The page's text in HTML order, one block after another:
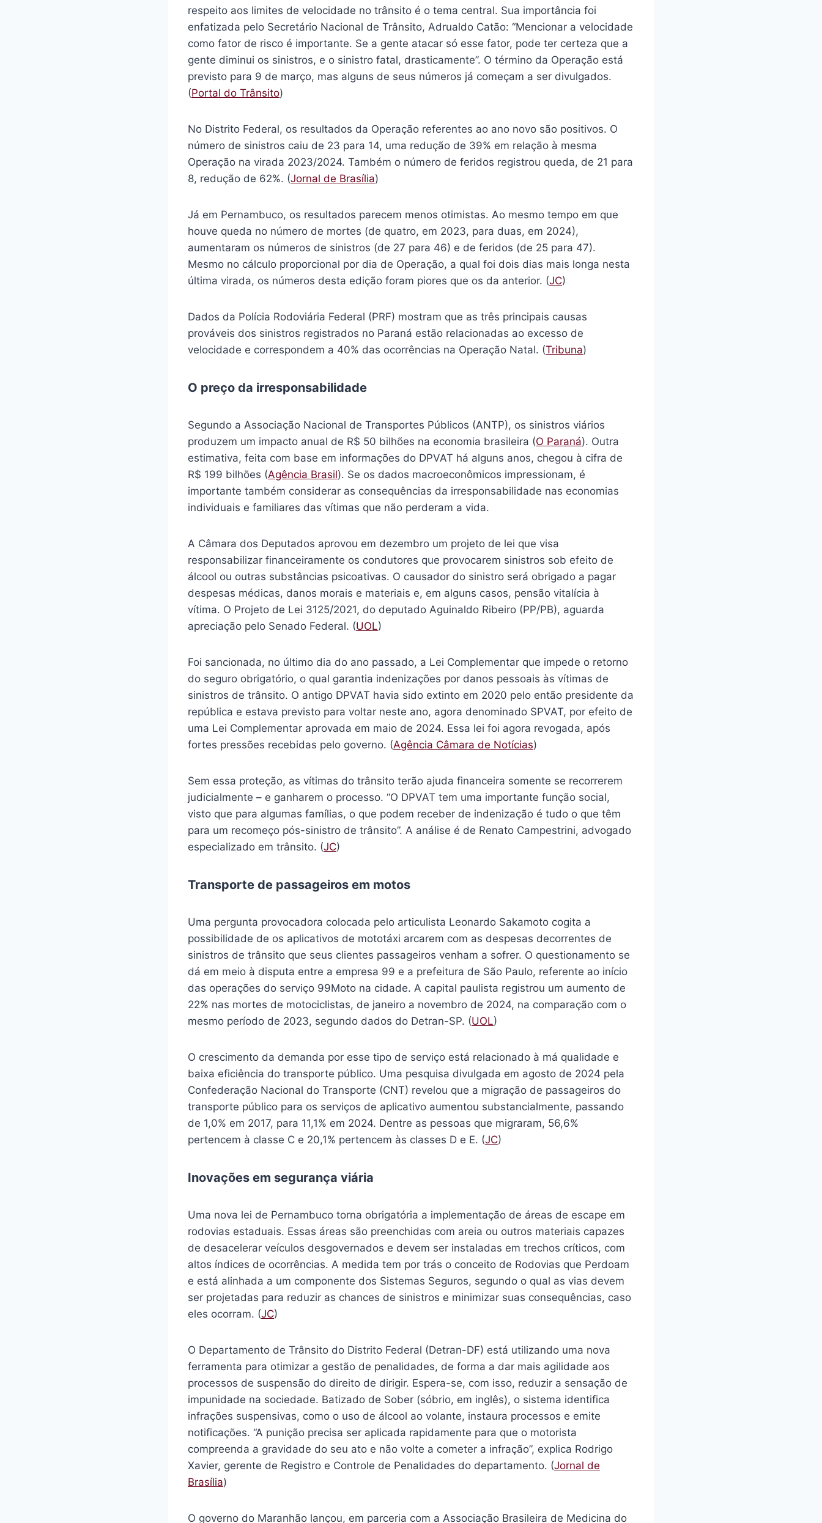
respeito aos limites de velocidade no trânsito é o tema central. Sua importância foi
enfatizada pelo Secretário Nacional de Trânsito, Adrualdo Catão: “Mencionar a velocidade
como fator de risco é importante. Se a gente atacar só esse fator, pode ter certeza que a
gente diminui os sinistros, e o sinistro fatal, drasticamente”. O término da Operação está
previsto para 9 de março, mas alguns de seus números já começam a ser divulgados.
(Portal do Trânsito)
No Distrito Federal, os resultados da Operação referentes ao ano novo são positivos. O
número de sinistros caiu de 23 para 14, uma redução de 39% em relação à mesma
Operação na virada 2023/2024. Também o número de feridos registrou queda, de 21 para
8, redução de 62%. (Jornal de Brasília)
Já em Pernambuco, os resultados parecem menos otimistas. Ao mesmo tempo em que
houve queda no número de mortes (de quatro, em 2023, para duas, em 2024),
aumentaram os números de sinistros (de 27 para 46) e de feridos (de 25 para 47).
Mesmo no cálculo proporcional por dia de Operação, a qual foi dois dias mais longa nesta
última virada, os números desta edição foram piores que os da anterior. (JC)
Dados da Polícia Rodoviária Federal (PRF) mostram que as três principais causas
prováveis dos sinistros registrados no Paraná estão relacionadas ao excesso de
velocidade e correspondem a 40% das ocorrências na Operação Natal. (Tribuna)
O preço da irresponsabilidade
Segundo a Associação Nacional de Transportes Públicos (ANTP), os sinistros viários
produzem um impacto anual de R$ 50 bilhões na economia brasileira (O Paraná). Outra
estimativa, feita com base em informações do DPVAT há alguns anos, chegou à cifra de
R$ 199 bilhões (Agência Brasil). Se os dados macroeconômicos impressionam, é
importante também considerar as consequências da irresponsabilidade nas economias
individuais e familiares das vítimas que não perderam a vida.
A Câmara dos Deputados aprovou em dezembro um projeto de lei que visa
responsabilizar financeiramente os condutores que provocarem sinistros sob efeito de
álcool ou outras substâncias psicoativas. O causador do sinistro será obrigado a pagar
despesas médicas, danos morais e materiais e, em alguns casos, pensão vitalícia à
vítima. O Projeto de Lei 3125/2021, do deputado Aguinaldo Ribeiro (PP/PB), aguarda
apreciação pelo Senado Federal. (UOL)
Foi sancionada, no último dia do ano passado, a Lei Complementar que impede o retorno
do seguro obrigatório, o qual garantia indenizações por danos pessoais às vítimas de
sinistros de trânsito. O antigo DPVAT havia sido extinto em 2020 pelo então presidente da
república e estava previsto para voltar neste ano, agora denominado SPVAT, por efeito de
uma Lei Complementar aprovada em maio de 2024. Essa lei foi agora revogada, após
fortes pressões recebidas pelo governo. (Agência Câmara de Notícias)
Sem essa proteção, as vítimas do trânsito terão ajuda financeira somente se recorrerem
judicialmente – e ganharem o processo. “O DPVAT tem uma importante função social,
visto que para algumas famílias, o que podem receber de indenização é tudo o que têm
para um recomeço pós-sinistro de trânsito”. A análise é de Renato Campestrini, advogado
especializado em trânsito. (JC)
Transporte de passageiros em motos
Uma pergunta provocadora colocada pelo articulista Leonardo Sakamoto cogita a
possibilidade de os aplicativos de mototáxi arcarem com as despesas decorrentes de
sinistros de trânsito que seus clientes passageiros venham a sofrer. O questionamento se
dá em meio à disputa entre a empresa 99 e a prefeitura de São Paulo, referente ao início
das operações do serviço 99Moto na cidade. A capital paulista registrou um aumento de
22% nas mortes de motociclistas, de janeiro a novembro de 2024, na comparação com o
mesmo período de 2023, segundo dados do Detran-SP. (UOL)
O crescimento da demanda por esse tipo de serviço está relacionado à má qualidade e
baixa eficiência do transporte público. Uma pesquisa divulgada em agosto de 2024 pela
Confederação Nacional do Transporte (CNT) revelou que a migração de passageiros do
transporte público para os serviços de aplicativo aumentou substancialmente, passando
de 1,0% em 2017, para 11,1% em 2024. Dentre as pessoas que migraram, 56,6%
pertencem à classe C e 20,1% pertencem às classes D e E. (JC)
Inovações em segurança viária
Uma nova lei de Pernambuco torna obrigatória a implementação de áreas de escape em
rodovias estaduais. Essas áreas são preenchidas com areia ou outros materiais capazes
de desacelerar veículos desgovernados e devem ser instaladas em trechos críticos, com
altos índices de ocorrências. A medida tem por trás o conceito de Rodovias que Perdoam
e está alinhada a um componente dos Sistemas Seguros, segundo o qual as vias devem
ser projetadas para reduzir as chances de sinistros e minimizar suas consequências, caso
eles ocorram. (JC)
O Departamento de Trânsito do Distrito Federal (Detran-DF) está utilizando uma nova
ferramenta para otimizar a gestão de penalidades, de forma a dar mais agilidade aos
processos de suspensão do direito de dirigir. Espera-se, com isso, reduzir a sensação de
impunidade na sociedade. Batizado de Sober (sóbrio, em inglês), o sistema identifica
infrações suspensivas, como o uso de álcool ao volante, instaura processos e emite
notificações. “A punição precisa ser aplicada rapidamente para que o motorista
compreenda a gravidade do seu ato e não volte a cometer a infração”, explica Rodrigo
Xavier, gerente de Registro e Controle de Penalidades do departamento. (Jornal de
Brasília)
O governo do Maranhão lançou, em parceria com a Associação Brasileira de Medicina do